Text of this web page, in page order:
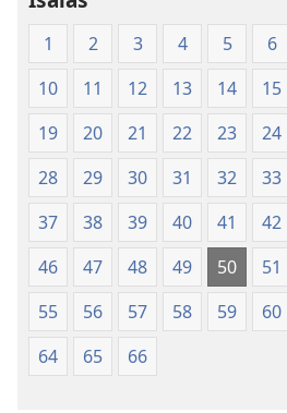
1 2 3 4 5 6
10
11 12 13 14 15
19
20 21 22 23 24
28
29 30 31 32 33
37
38 39 40 41 42
46
47 48 49 50 51
55
56 57 58 59 60
64
65 66